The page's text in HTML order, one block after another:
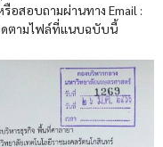
อสอบถามผ่านทาง Email :
ยดตามไฟล์ที่แนบฉบับนี้